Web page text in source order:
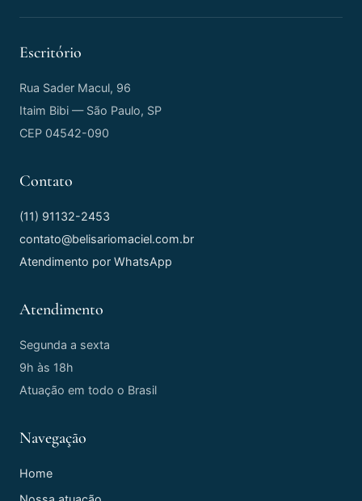
Escritório
Rua Sader Macul, 96
Itaim Bibi — São Paulo, SP
CEP 04542-090
Contato
(11) 91132-2453
contato@belisariomaciel.com.br
Atendimento por WhatsApp
Atendimento
Segunda a sexta
9h às 18h
Atuação em todo o Brasil
Navegação
Home